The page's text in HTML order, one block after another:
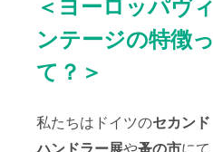
ンテージの特徴っ
て？＞
私たちはドイツのセカンド
ハンドラー展や蚤の市にて